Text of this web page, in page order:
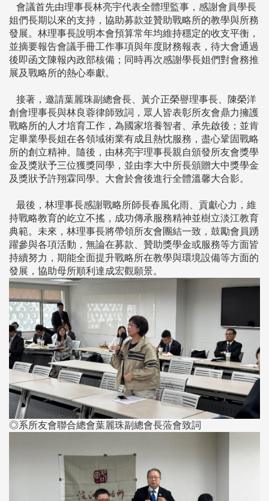
會議首先由理事長林亮宇代表全體理監事，感謝會員學長
姐們長期以來的支持，協助募款並贊助戰略所的教學與所務
發展。林理事長說明本會預算常年均維持穩定的收支平衡，
並摘要報告會議手冊工作事項與年度財務報表，待大會通過
後即函文陳報內政部核備；同時再次感謝學長姐們對會務推
展及戰略所的熱心奉獻。
接著，邀請葉麗珠副總會長、黃介正榮譽理事長、陳榮洋
創會理事長與林良蓉律師致詞，眾人皆表彰所友會鼎力擁護
戰略所的人才培育工作，為國家培養智者、承先啟後；並肯
定畢業學長姐在各領域術業有成且熱忱服務，盡心鞏固戰略
所的創立精神。隨後，由林亮宇理事長親自頒發所友會獎學
金及獎狀予三位獲獎同學，並由李大中所長頒贈大中獎學金
及獎狀予許翔霖同學。大會於會後進行全體溫馨大合影。
最後，林理事長感謝戰略所師長春風化雨、貢獻心力，維
持戰略教育的屹立不搖，成功傳承服務精神並樹立淡江教育
典範。未來，林理事長將帶領所友會團結一致，鼓勵會員踴
躍參與各項活動，無論在募款、贊助獎學金或服務等方面皆
持續努力，期能全面提升戰略所在教學與環境設備等方面的
發展，協助母所順利達成宏觀願景。
◎系所友會聯合總會葉麗珠副總會長蒞會致詞